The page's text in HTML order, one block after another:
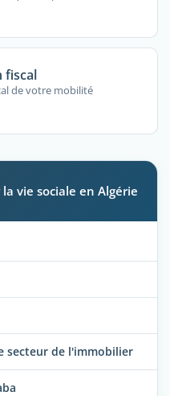
fiscal
de votre mobilité
vie sociale en Algérie
secteur de l'immobilier